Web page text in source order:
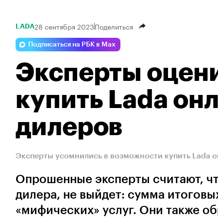
LADA28 сентября 2023Поделиться
Подписаться на РБК в Max
Эксперты
купить Lada
дилеров
Эксперты усомнились в возможности купить Lada
Опрошенные эксперты считают,
дилера, не выйдет: сумма
«мифических» услуг. Они также